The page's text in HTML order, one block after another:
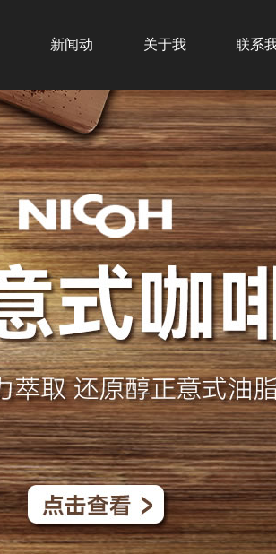
新闻动
态
关于我
们
联系
们